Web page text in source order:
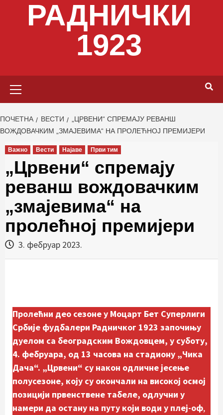
РАДНИЧКИ
1923
ПОЧЕТНА ВЕСТИ
„ЦРВЕНИ“ СПРЕМАЈУ РЕВАНШ
ВОЖДОВАЧКИМ „ЗМАЈЕВИМА“ НА ПРОЛЕЋНОЈ ПРЕМИЈЕРИ
Важно Вести Најаве Први тим
„Црвени“ спремају
реванш вождовачким
„змајевима“ на
пролећној премијери
3. фебруар 2023.
Пролећни део сезоне у Моцарт Бет Суперлиги
Србије фудбалери Радничког 1923 започињу
дуелом са београдским Вождовцем, у суботу,
4. фебруара, од 13 часова на стадиону „Чика
Дача“. „Црвени“ су након одличне јесење
полусезоне, коју су окончали на високој осмој
позицији првенствене табеле, одлучни у
намери да остану на путу који води у плеј-оф,